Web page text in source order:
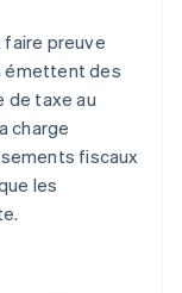
preuve
émettent des
de taxe au
charge
fiscaux
les